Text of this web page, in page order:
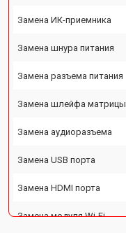
Замена ИК-приемника
Замена шнура питания
Замена разъема питания
Замена шлейфа матрицы
Замена аудиоразъема
Замена USB порта
Замена HDMI порта
Замена модуля Wi-Fi